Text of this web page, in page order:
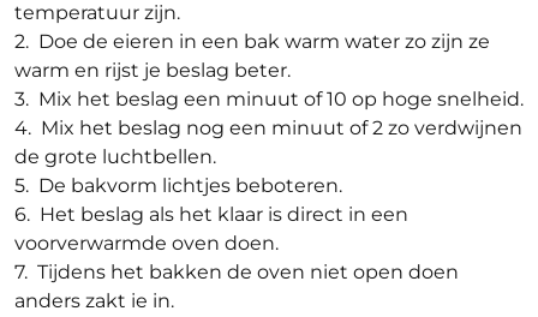
temperatuur zijn.
2. Doe de eieren in een bak warm water zo zijn ze
warm en rijst je beslag beter.
3. Mix het beslag een minuut of 10 op hoge snelheid.
4. Mix het beslag nog een minuut of 2 zo verdwijnen
de grote luchtbellen.
5. De bakvorm lichtjes beboteren.
6. Het beslag als het klaar is direct in een
voorverwarmde oven doen.
7. Tijdens het bakken de oven niet open doen
anders zakt ie in.